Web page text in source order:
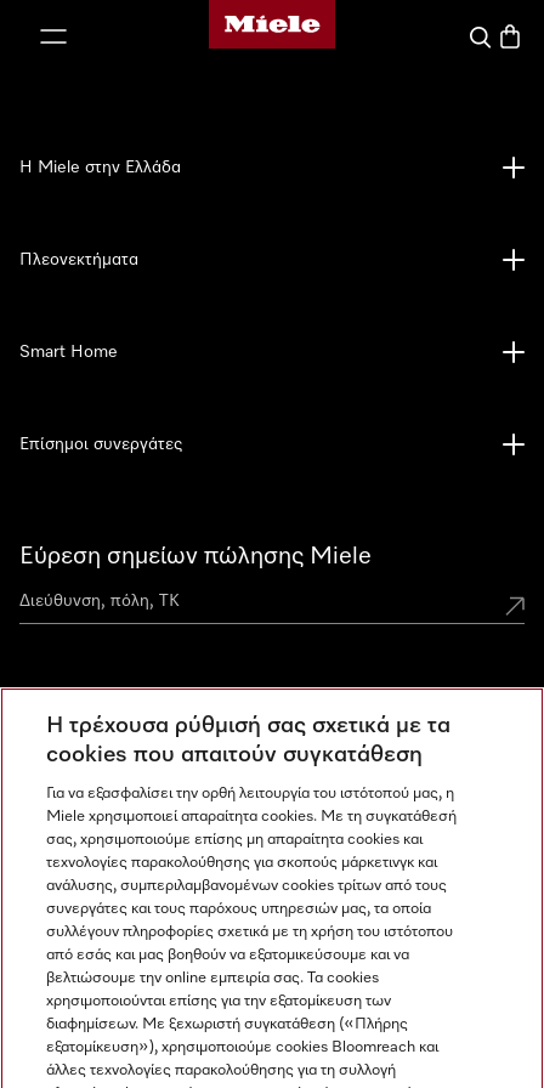
Αρχική σελίδα της Miele
Εύρεση σημείων πώλησης Miele
Ανακαλύψτε τα Miele Experience Center
Newsletter
Η Miele στην Ελλάδα
Πλεονεκτήματα
Smart Home
Επίσημοι συνεργάτες
Miele στο Instagram
Miele στο Facebook
Miele στο Youtube
Η τρέχουσα ρύθμισή σας σχετικά με τα
cookies που απαιτούν συγκατάθεση
Για να εξασφαλίσει την ορθή λειτουργία του ιστότοπού μας, η
Miele χρησιμοποιεί απαραίτητα cookies. Με τη συγκατάθεσή
σας, χρησιμοποιούμε επίσης μη απαραίτητα cookies και
τεχνολογίες παρακολούθησης για σκοπούς μάρκετινγκ και
ανάλυσης, συμπεριλαμβανομένων cookies τρίτων από τους
συνεργάτες και τους παρόχους υπηρεσιών μας, τα οποία
συλλέγουν πληροφορίες σχετικά με τη χρήση του ιστότοπου
από εσάς και μας βοηθούν να εξατομικεύσουμε και να
βελτιώσουμε την online εμπειρία σας. Τα cookies
χρησιμοποιούνται επίσης για την εξατομίκευση των
διαφημίσεων. Με ξεχωριστή συγκατάθεση («Πλήρης
εξατομίκευση»), χρησιμοποιούμε cookies Bloomreach και
άλλες τεχνολογίες παρακολούθησης για τη συλλογή